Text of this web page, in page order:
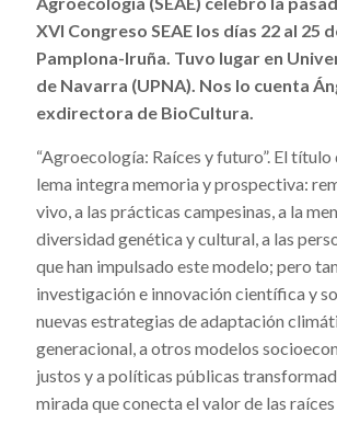
XVI Congreso SEAE los días 22 al 25
Pamplona-Iruña. Tuvo lugar en
de Navarra (UPNA). Nos lo cuenta
exdirectora de BioCultura.
“Agroecología: Raíces y futuro”. El
lema integra memoria y prospectiva:
vivo, a las prácticas campesinas, a la
diversidad genética y cultural, a las
que han impulsado este modelo; pero
investigación e innovación científica y
nuevas estrategias de adaptación
generacional, a otros modelos
justos y a políticas públicas
mirada que conecta el valor de las raíces